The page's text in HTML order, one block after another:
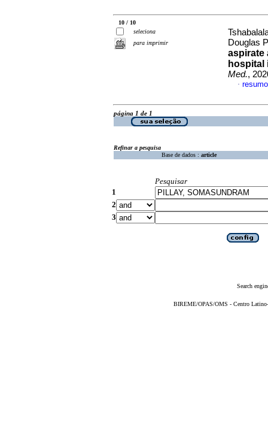
10 / 10
seleciona
para imprimir
Douglas
aspirate
hospital
Med.,
·
página 1 de 1
Refinar a pesquisa
Base de dados : article
Pesquisar
1
2
3
Search
BIREME/OPAS/OMS - Centro Latino-